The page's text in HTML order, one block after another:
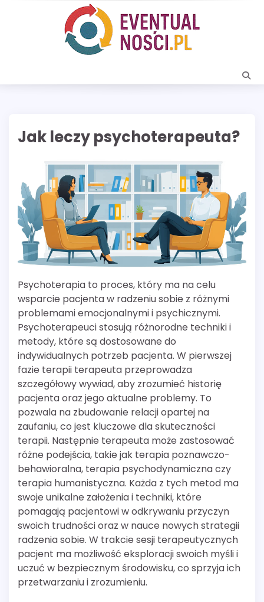
Jak leczy psychoterapeuta?
Psychoterapia to proces, który ma na celu
wsparcie pacjenta w radzeniu sobie z różnymi
problemami emocjonalnymi i psychicznymi.
Psychoterapeuci stosują różnorodne techniki i
metody, które są dostosowane do
indywidualnych potrzeb pacjenta. W pierwszej
fazie terapii terapeuta przeprowadza
szczegółowy wywiad, aby zrozumieć historię
pacjenta oraz jego aktualne problemy. To
pozwala na zbudowanie relacji opartej na
zaufaniu, co jest kluczowe dla skuteczności
terapii. Następnie terapeuta może zastosować
różne podejścia, takie jak terapia poznawczo-
behawioralna, terapia psychodynamiczna czy
terapia humanistyczna. Każda z tych metod ma
swoje unikalne założenia i techniki, które
pomagają pacjentowi w odkrywaniu przyczyn
swoich trudności oraz w nauce nowych strategii
radzenia sobie. W trakcie sesji terapeutycznych
pacjent ma możliwość eksploracji swoich myśli i
uczuć w bezpiecznym środowisku, co sprzyja ich
przetwarzaniu i zrozumieniu.